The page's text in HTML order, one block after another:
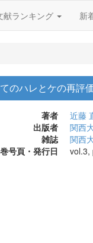
献ランキング 新
のハレとケの再評
著者
近藤
出版者
関西
雑誌
関西
巻号頁・発行日
vol.3,